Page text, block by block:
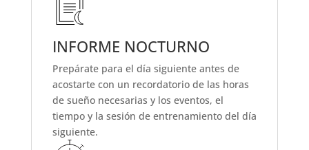
INFORME NOCTURNO
Prepárate para el día siguiente antes de
acostarte con un recordatorio de las horas
de sueño necesarias y los eventos, el
tiempo y la sesión de entrenamiento del día
siguiente.